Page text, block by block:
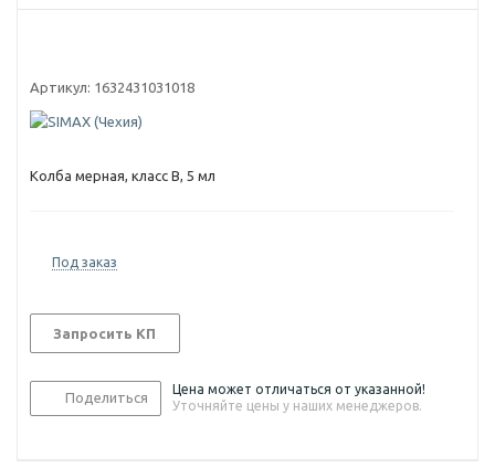
Артикул: 1632431031018
Колба мерная, класс В, 5 мл
Под заказ
Запросить КП
Поделиться
Цена может отличаться от указанной!
Уточняйте цены у наших менеджеров.